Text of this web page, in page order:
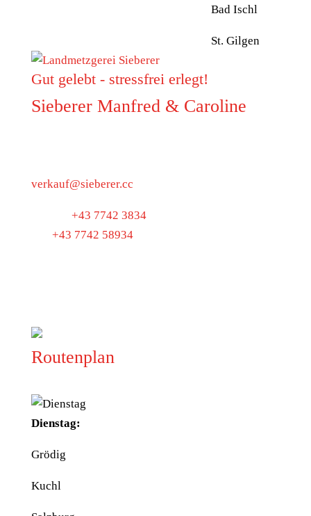
Bad Ischl
St. Gilgen
Gut gelebt - stressfrei erlegt!
Sieberer Manfred & Caroline
verkauf@sieberer.cc
+43 7742 3834
+43 7742 58934
Routenplan
Dienstag:
Grödig
Kuchl